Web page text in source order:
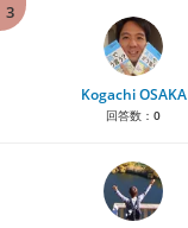
3
Kogachi OSAKA
回答数： 0